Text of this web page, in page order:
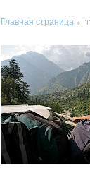
Главная страница »